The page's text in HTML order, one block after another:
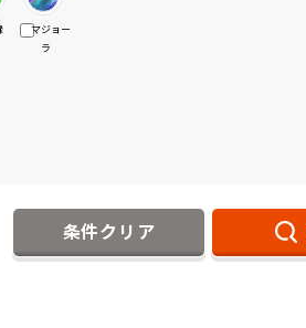
マジョー
ラ
条件クリア